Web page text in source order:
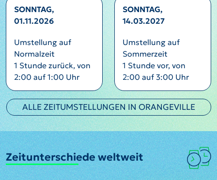
SONNTAG,
01.11.2026
Umstellung auf
Normalzeit
1 Stunde zurück, von
2:00 auf 1:00 Uhr
SONNTAG,
14.03.2027
Umstellung auf
Sommerzeit
1 Stunde vor, von
2:00 auf 3:00 Uhr
ALLE ZEITUMSTELLUNGEN IN ORANGEVILLE
Zeitunterschiede weltweit